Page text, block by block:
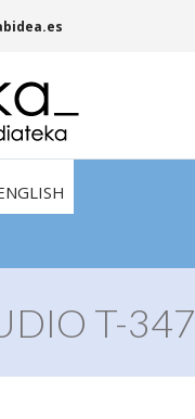
T-347